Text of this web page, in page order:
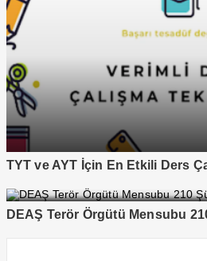
TYT ve AYT İçin En Etkili Ders
DEAŞ Terör Örgütü Mensubu